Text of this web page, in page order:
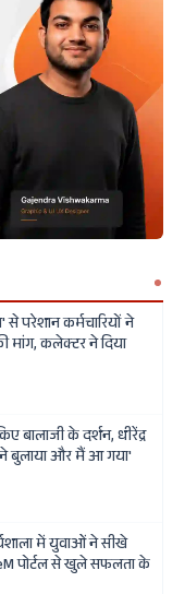
परेशान कर्मचारियों ने
मांग, कलेक्टर ने दिया
बालाजी के दर्शन, धीरेंद्र
बुलाया और मैं आ गया'
में युवाओं ने सीखे
पोर्टल से खुले सफलता के